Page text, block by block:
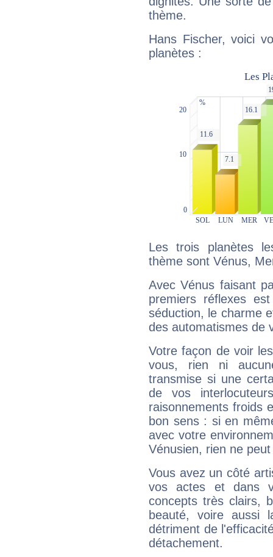
thème.
Hans Fischer, voici
planètes :
Les trois planètes
thème sont Vénus,
Avec Vénus faisant
premiers réflexes
séduction, le charme
des automatismes de
Votre façon de voir
vous, rien ni
transmise si une
de vos
raisonnements froids
bon sens : si en
avec votre
Vénusien, rien ne
Vous avez un côté
vos actes et dans
concepts très clairs,
beauté, voire aussi
détriment de
détachement.